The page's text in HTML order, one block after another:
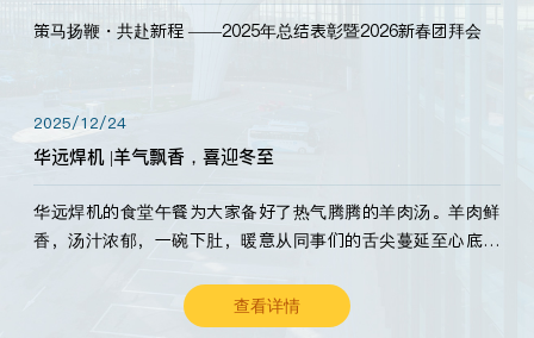
策马扬鞭・共赴新程 ——2025年总结表彰暨2026新春团拜会
2025/12/24
华远焊机 |羊气飘香，喜迎冬至
华远焊机的食堂午餐为大家备好了热气腾腾的羊肉汤。羊肉鲜
香，汤汁浓郁，一碗下肚，暖意从同事们的舌尖蔓延至心底。
查看详情